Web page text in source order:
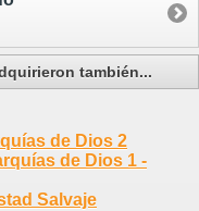
también...
de Dios 2
de Dios 1 -
Salvaje